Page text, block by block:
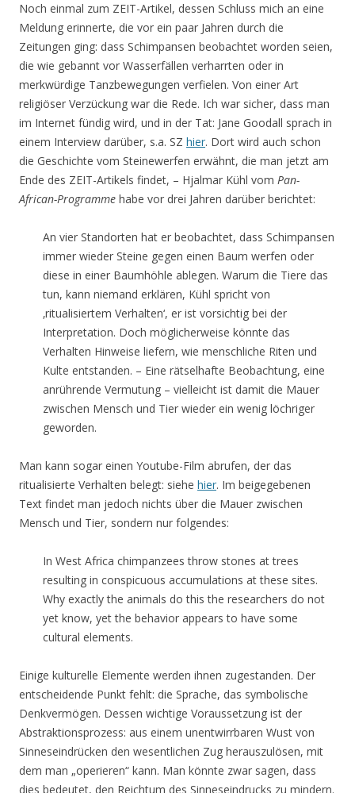
Noch einmal zum ZEIT-Artikel, dessen Schluss mich an eine
Meldung erinnerte, die vor ein paar Jahren durch die
Zeitungen ging: dass Schimpansen beobachtet worden seien,
die wie gebannt vor Wasserfällen verharrten oder in
merkwürdige Tanzbewegungen verfielen. Von einer Art
religiöser Verzückung war die Rede. Ich war sicher, dass man
im Internet fündig wird, und in der Tat: Jane Goodall sprach in
einem Interview darüber, s.a. SZ hier. Dort wird auch schon
die Geschichte vom Steinewerfen erwähnt, die man jetzt am
Ende des ZEIT-Artikels findet, – Hjalmar Kühl vom Pan-
African-Programme habe vor drei Jahren darüber berichtet:
An vier Standorten hat er beobachtet, dass Schimpansen
immer wieder Steine gegen einen Baum werfen oder
diese in einer Baumhöhle ablegen. Warum die Tiere das
tun, kann niemand erklären, Kühl spricht von
‚ritualisiertem Verhalten‘, er ist vorsichtig bei der
Interpretation. Doch möglicherweise könnte das
Verhalten Hinweise liefern, wie menschliche Riten und
Kulte entstanden. – Eine rätselhafte Beobachtung, eine
anrührende Vermutung – vielleicht ist damit die Mauer
zwischen Mensch und Tier wieder ein wenig löchriger
geworden.
Man kann sogar einen Youtube-Film abrufen, der das
ritualisierte Verhalten belegt: siehe hier. Im beigegebenen
Text findet man jedoch nichts über die Mauer zwischen
Mensch und Tier, sondern nur folgendes:
In West Africa chimpanzees throw stones at trees
resulting in conspicuous accumulations at these sites.
Why exactly the animals do this the researchers do not
yet know, yet the behavior appears to have some
cultural elements.
Einige kulturelle Elemente werden ihnen zugestanden. Der
entscheidende Punkt fehlt: die Sprache, das symbolische
Denkvermögen. Dessen wichtige Voraussetzung ist der
Abstraktionsprozess: aus einem unentwirrbaren Wust von
Sinneseindrücken den wesentlichen Zug herauszulösen, mit
dem man „operieren“ kann. Man könnte zwar sagen, dass
dies bedeutet, den Reichtum des Sinneseindrucks zu mindern.